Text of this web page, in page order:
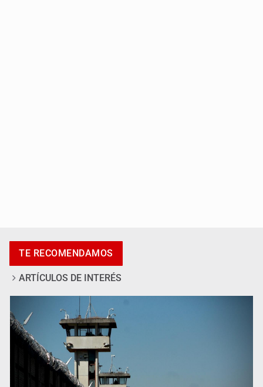
Unidos en el Azteca
TE RECOMENDAMOS
ARTÍCULOS DE INTERÉS